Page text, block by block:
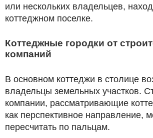
или нескольких владельцев,
коттеджном поселке.
Коттеджные городки от
компаний
В основном коттеджи в столице
владельцы земельных участков.
компании, рассматривающие
как перспективное направление,
пересчитать по пальцам.